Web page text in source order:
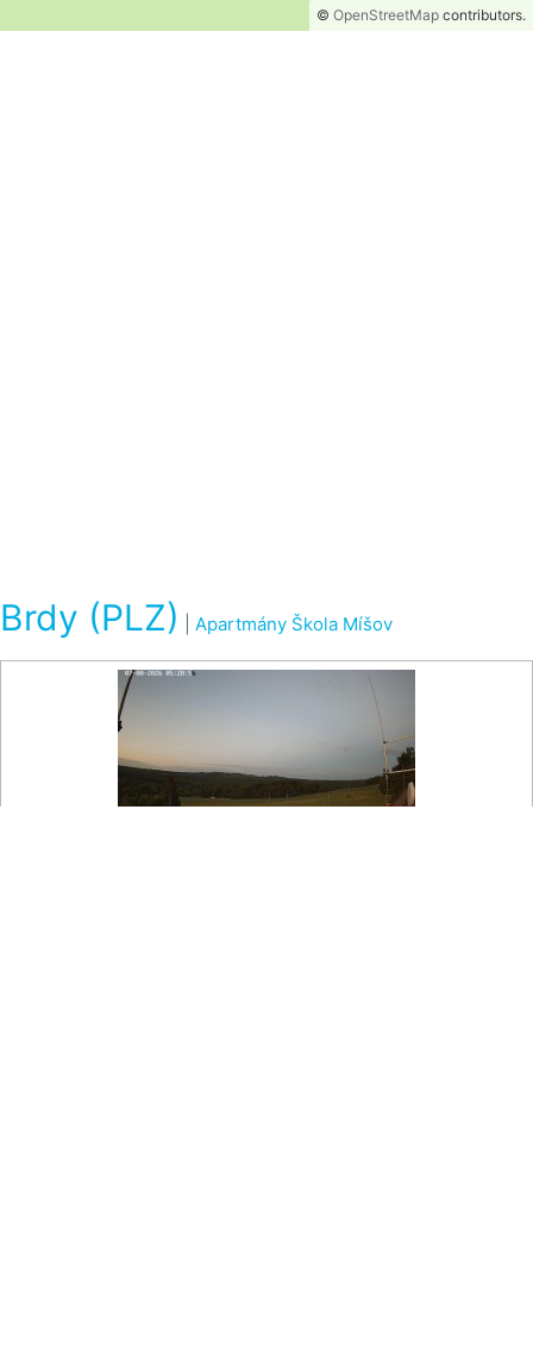
© OpenStreetMap contributors.
Brdy (PLZ) Apartmány Škola Míšov